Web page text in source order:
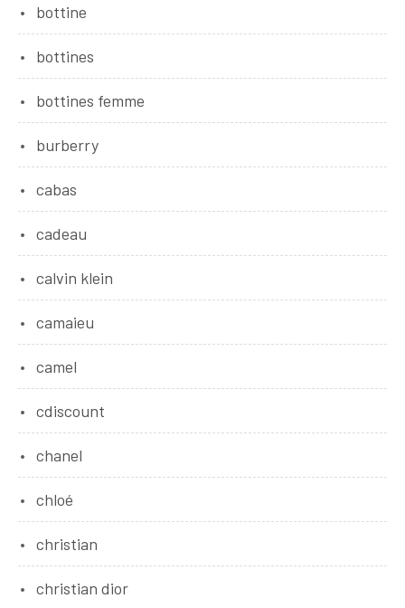
bottine
bottines
bottines femme
burberry
cabas
cadeau
calvin klein
camaieu
camel
cdiscount
chanel
chloé
christian
christian dior